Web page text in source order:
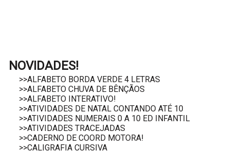
NOVIDADES!
>>ALFABETO BORDA VERDE 4 LETRAS
>>ALFABETO CHUVA DE BÊNÇÃOS
>>ALFABETO INTERATIVO!
>>ATIVIDADES DE NATAL CONTANDO ATÉ 10
>>ATIVIDADES NUMERAIS 0 A 10 ED INFANTIL
>>ATIVIDADES TRACEJADAS
>>CADERNO DE COORD MOTORA!
>>CALIGRAFIA CURSIVA